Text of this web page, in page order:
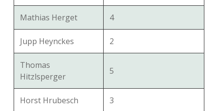
Mathias Herget 4
Jupp Heynckes 2
Thomas
Hitzlsperger
5
Horst Hrubesch 3